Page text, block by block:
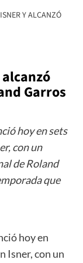
Y ALCANZÓ
Garros
hoy en sets
con un
de Roland
que
hoy en
Isner, con un